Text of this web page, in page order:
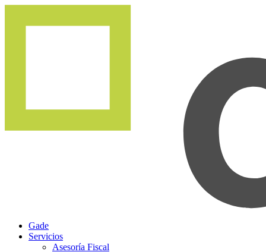
Gade
Servicios
Asesoría Fiscal